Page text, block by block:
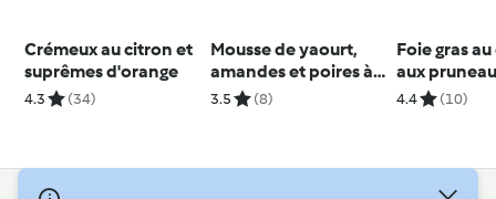
Crémeux au citron et
suprêmes d'orange
4.3 (34)
Mousse de yaourt,
amandes et poires à
la vanille
3.5 (8)
Foie gras
aux
4.4 (10)